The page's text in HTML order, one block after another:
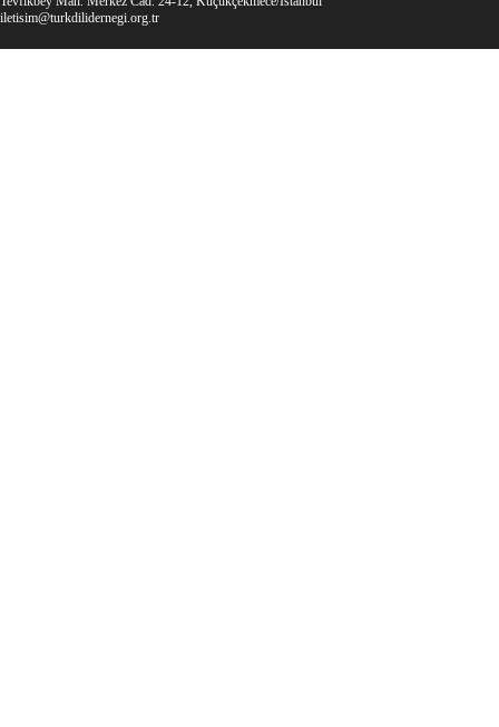
iletisim@turkdilidernegi.org.tr